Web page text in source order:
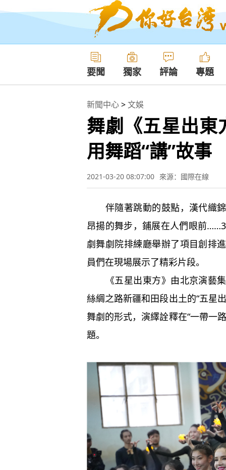
要聞 獨家 評論 專題
新聞中心>文娛
舞劇《五星出東
用舞蹈“講”故事
2021-03-20 08:07:00 來源：國際在線
伴隨著跳動的鼓點，漢代織錦
昂揚的舞步，鋪展在人們眼前
劇舞劇院排練廳舉辦了項目創排
員們在現場展示了精彩片段。
《五星出東方》由北京演藝集
絲綢之路新疆和田段出土的“五星
舞劇的形式，演繹詮釋在“一帶一
題。